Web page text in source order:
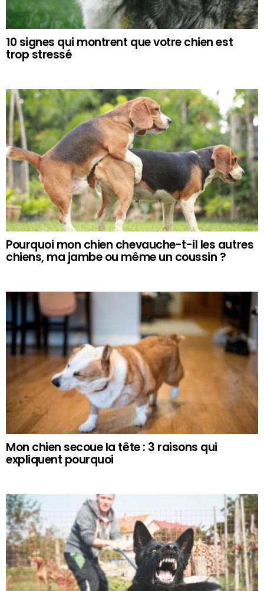
10 signes qui montrent que votre chien est
trop stressé
Pourquoi mon chien chevauche-t-il les autres
chiens, ma jambe ou même un coussin ?
Mon chien secoue la tête : 3 raisons qui
expliquent pourquoi